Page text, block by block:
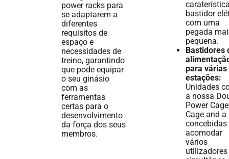
power racks para
se adaptarem a
diferentes
requisitos de
espaço e
necessidades de
treino, garantindo
que pode equipar
o seu ginásio
com as
ferramentas
certas para o
desenvolvimento
da força dos seus
membros.
bastidor
com uma
pegada
pequena.
Bastidores
para várias
estações:
Unidades
a nossa
Power
Cage and a
concebidas
acomodar
vários
utilizadores